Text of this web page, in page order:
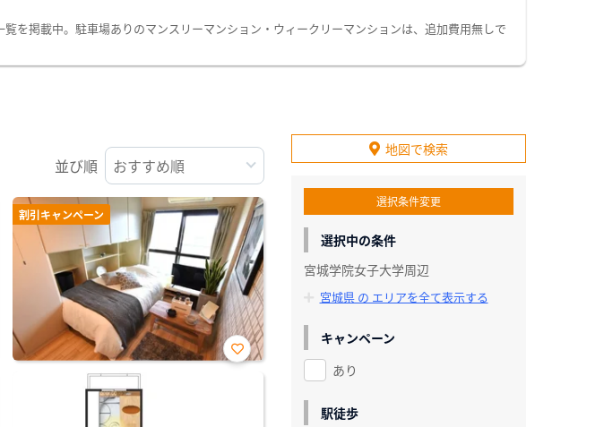
を掲載中。駐車場ありのマンスリーマンション・ウィークリーマンションは、追加費用無しで
並び順
割引キャンペーン
お気
地図で検索
選択条件変更
選択中の条件
宮城学院女子大学周辺
宮城県 の エリアを全て表示する
キャンペーン
あり
駅徒歩